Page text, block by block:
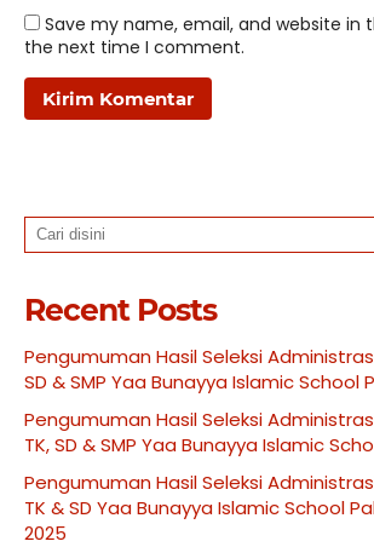
Save my name, email, and website in
the next time I comment.
Search
Recent Posts
Pengumuman Hasil Seleksi
SD & SMP Yaa Bunayya Islamic School
Pengumuman Hasil Seleksi
TK, SD & SMP Yaa Bunayya Islamic
Pengumuman Hasil Seleksi
TK & SD Yaa Bunayya Islamic School
2025